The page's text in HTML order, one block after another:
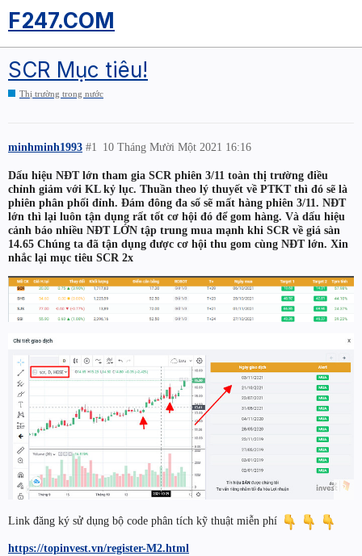
F247.COM
SCR Mục tiêu!
Thị trường trong nước
minhminh1993 10 Tháng Mười Một 2021 16:16
#1
Dấu hiệu NĐT lớn tham gia SCR phiên 3/11 toàn thị trường điều
chỉnh giảm với KL kỷ lục. Thuần theo lý thuyết về PTKT thì đó sẽ là
phiên phân phối đỉnh. Đám đông đa số sẽ mất hàng phiên 3/11. NĐT
lớn thì lại luôn tận dụng rất tốt cơ hội đó để gom hàng. Và dấu hiệu
cảnh báo nhiều NĐT LỚN tập trung mua mạnh khi SCR về giá sàn
14.65 Chúng ta đã tận dụng được cơ hội thu gom cùng NĐT lớn. Xin
nhắc lại mục tiêu SCR 2x
Link đăng ký sử dụng bộ code phân tích kỹ thuật miễn phí
https://topinvest.vn/register-M2.html